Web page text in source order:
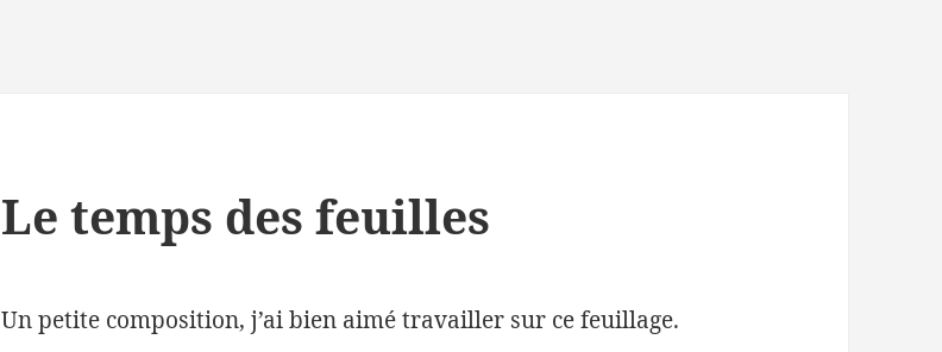
Le temps des feuilles
Un petite composition, j’ai bien aimé travailler sur ce feuillage.